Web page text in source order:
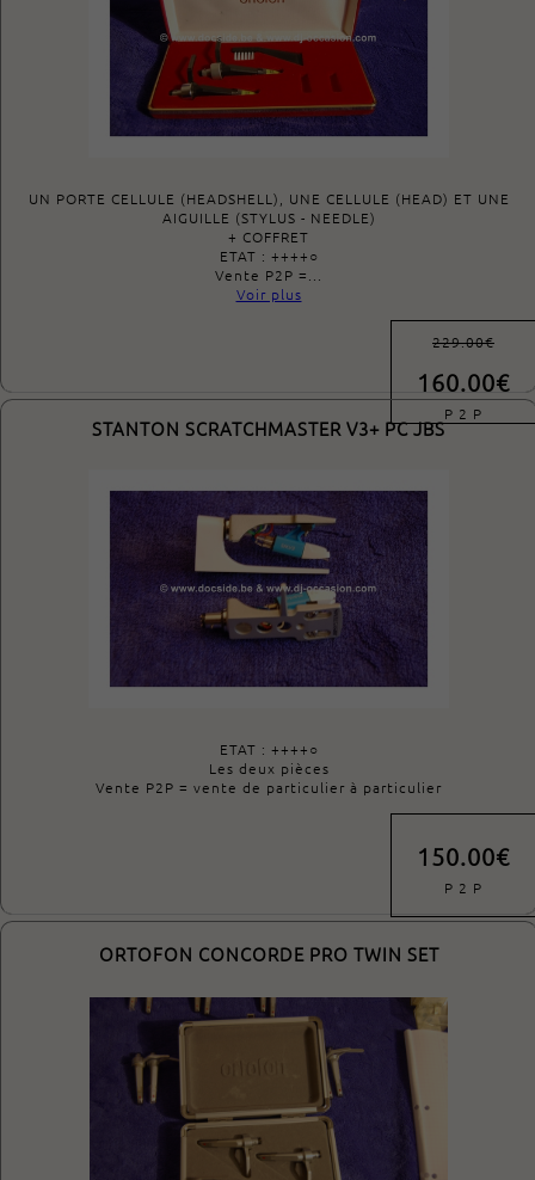
UN PORTE CELLULE (HEADSHELL), UNE CELLULE (HEAD) ET UNE
AIGUILLE (STYLUS - NEEDLE)
+ COFFRET
ETAT : ++++○
Vente P2P =...
Voir plus
229.00€
160.00€
P 2 P
STANTON SCRATCHMASTER V3+ PC JBS
ETAT : ++++○
Les deux pièces
Vente P2P = vente de particulier à particulier
150.00€
P 2 P
ORTOFON CONCORDE PRO TWIN SET